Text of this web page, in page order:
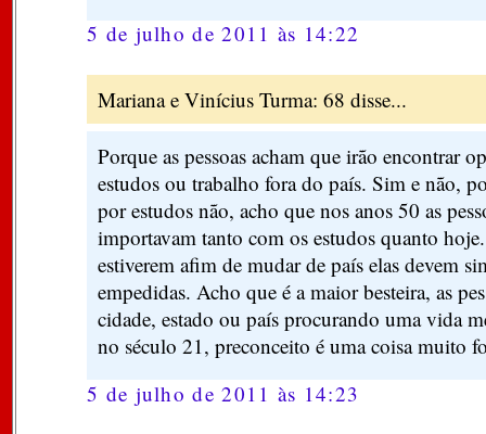
5 de julho de 2011 às 14:22
Mariana e Vinícius Turma: 68 disse...
Porque as pessoas acham que irão encontrar
estudos ou trabalho fora do país. Sim e não,
por estudos não, acho que nos anos 50 as
importavam tanto com os estudos quanto hoje.
estiverem afim de mudar de país elas devem
empedidas. Acho que é a maior besteira, as
cidade, estado ou país procurando uma vida
no século 21, preconceito é uma coisa muito
5 de julho de 2011 às 14:23